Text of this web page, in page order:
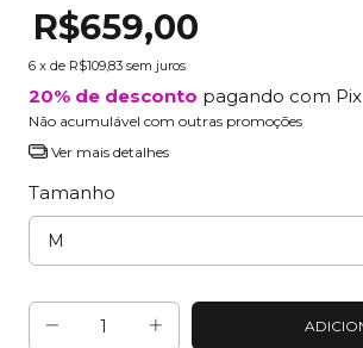
R$659,00
6 x de R$109,83 sem juros
20% de desconto pagando com Pix
Não acumulável com outras promoções
Ver mais detalhes
Tamanho